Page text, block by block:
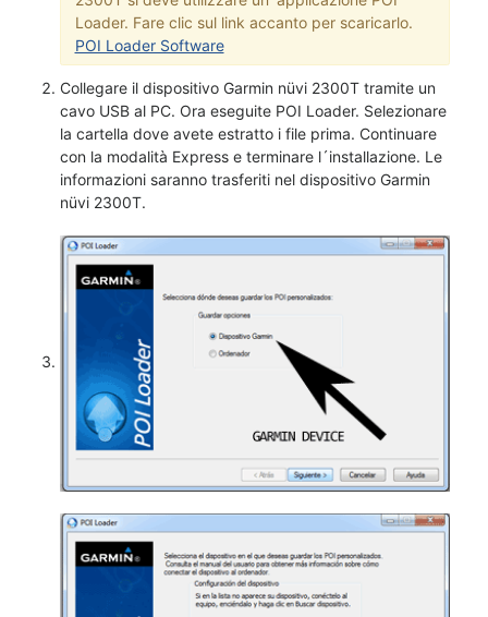
Loader. Fare clic sul link accanto per scaricarlo.
POI Loader Software
Collegare il dispositivo Garmin nüvi 2300T tramite un
cavo USB al PC. Ora eseguite POI Loader. Selezionare
la cartella dove avete estratto i file prima. Continuare
con la modalità Express e terminare l´installazione. Le
informazioni saranno trasferiti nel dispositivo Garmin
nüvi 2300T.